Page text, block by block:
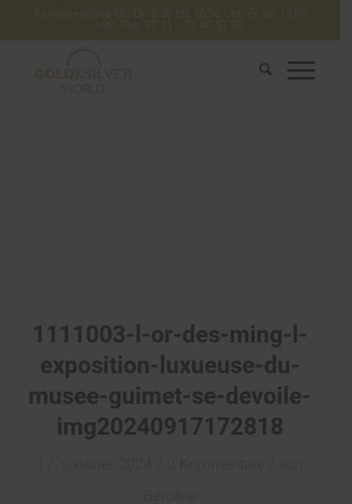
Service-Hotline Mo-Do 8:30 bis 16:30 Uhr. Fr bis 13:45
Uhr. Fon: 07 21 / 75 40 51 30
1111003-l-or-des-ming-l-
exposition-luxueuse-du-
musee-guimet-se-devoile-
img20240917172818